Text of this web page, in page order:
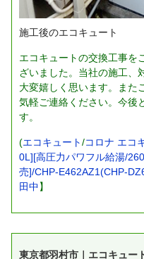
施工後のエコキュート
エコキュートの交換工事を
ざいました。当社の施工、
大変嬉しく思います。また
気軽ご連絡ください。今後
す。
(エコキュート/コロナ エコ
0L][高圧力パワフル給湯/
売]/CHP-E462AZ1(CHP-
田中】
東京都羽村市｜エコキュー